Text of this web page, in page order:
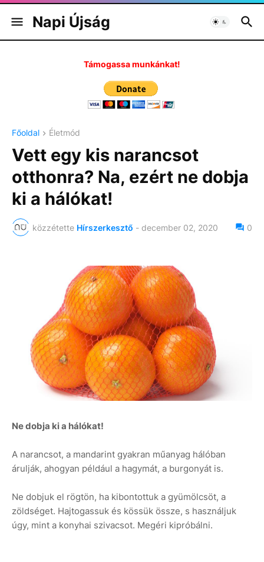
Napi Újság
Támogassa munkánkat!
Főoldal Életmód
Vett egy kis narancsot
otthonra? Na, ezért ne dobja
ki a hálókat!
közzétette Hírszerkesztő - december 02, 2020 0
Ne dobja ki a hálókat!
A narancsot, a mandarint gyakran műanyag hálóban
árulják, ahogyan például a hagymát, a burgonyát is.
Ne dobjuk el rögtön, ha kibontottuk a gyümölcsöt, a
zöldséget. Hajtogassuk és kössük össze, s használjuk
úgy, mint a konyhai szivacsot. Megéri kipróbálni.